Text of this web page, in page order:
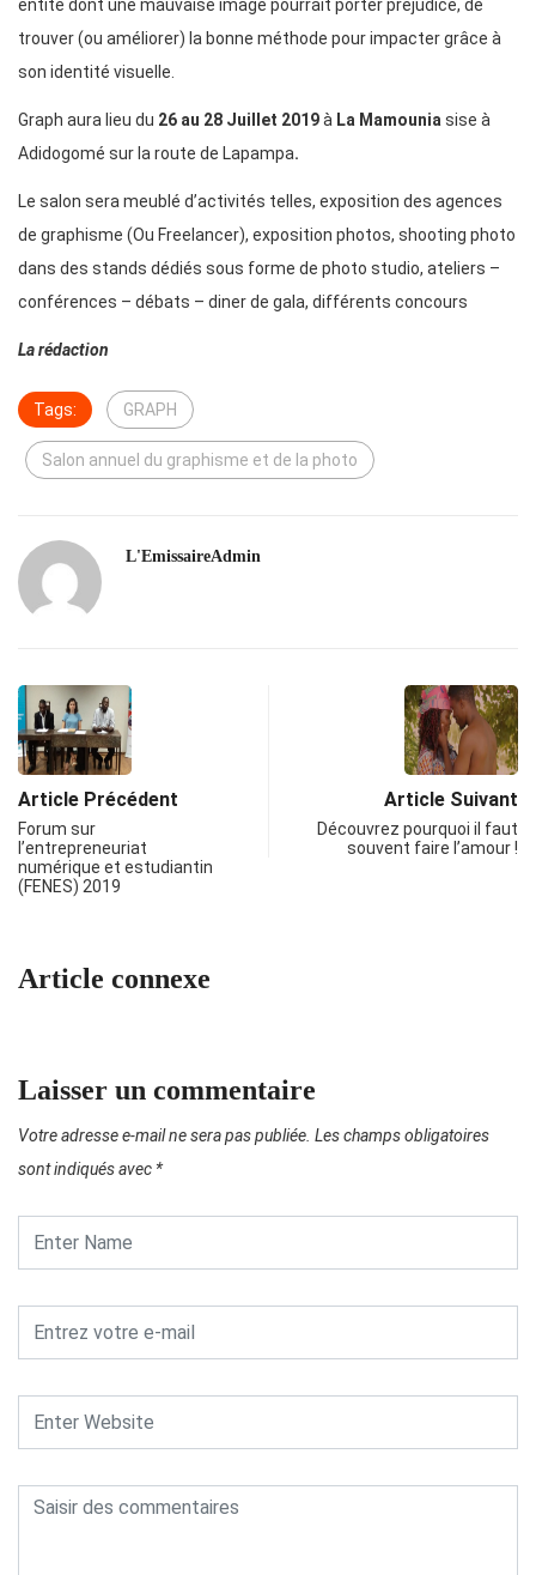
entité dont une mauvaise image pourrait porter préjudice, de
trouver (ou améliorer) la bonne méthode pour impacter grâce à
son identité visuelle.
Graph aura lieu du 26 au 28 Juillet 2019à La Mamouniasise à
Adidogomé sur la route de Lapampa.
Le salon sera meublé d’activités telles, exposition des agences
de graphisme (Ou Freelancer), exposition photos, shooting photo
dans des stands dédiés sous forme de photo studio, ateliers –
conférences – débats – diner de gala, différents concours
La rédaction
Tags: GRAPH
Salon annuel du graphisme et de la photo
L'EmissaireAdmin
Article Précédent
Forum sur
l’entrepreneuriat
numérique et estudiantin
(FENES) 2019
Article Suivant
Découvrez pourquoi il faut
souvent faire l’amour !
Article connexe
Laisser un commentaire
Votre adresse e-mail ne sera pas publiée. Les champs obligatoires
sont indiqués avec *